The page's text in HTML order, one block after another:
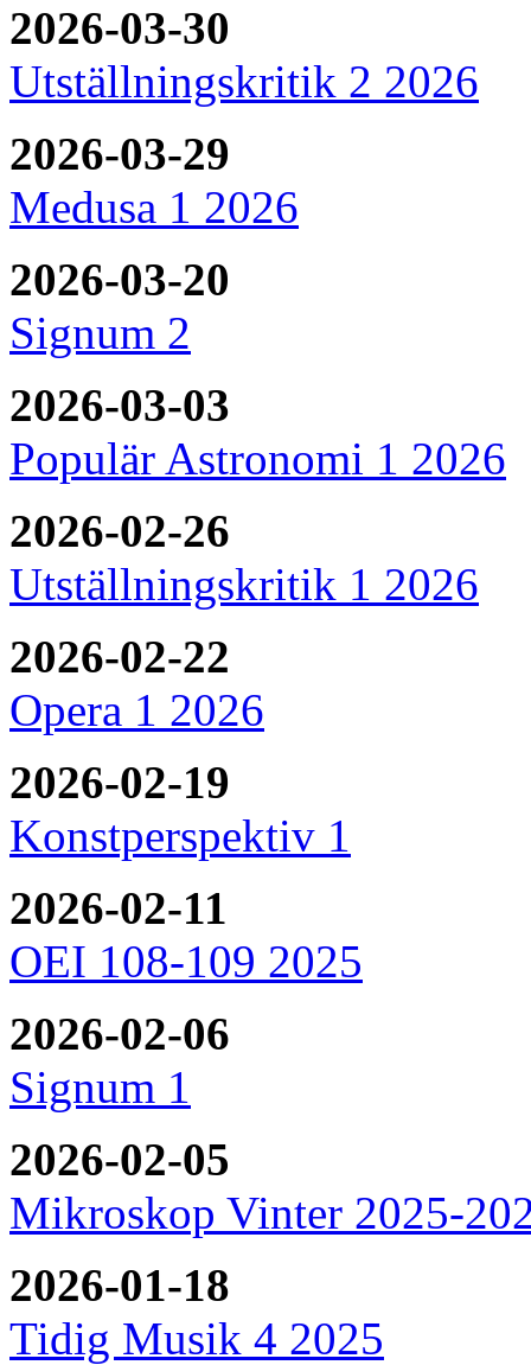
2026-03-30
Utställningskritik 2 2026
2026-03-29
Medusa 1 2026
2026-03-20
Signum 2
2026-03-03
Populär Astronomi 1 2026
2026-02-26
Utställningskritik 1 2026
2026-02-22
Opera 1 2026
2026-02-19
Konstperspektiv 1
2026-02-11
OEI 108-109 2025
2026-02-06
Signum 1
2026-02-05
Mikroskop Vinter 2025-
2026-01-18
Tidig Musik 4 2025